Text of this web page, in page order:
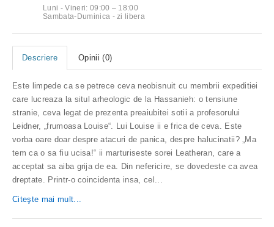
Luni - Vineri: 09:00 – 18:00
Sambata-Duminica - zi libera
Descriere Opinii (0)
Este limpede ca se petrece ceva neobisnuit cu membrii expeditiei
care lucreaza la situl arheologic de la Hassanieh: o tensiune
stranie, ceva legat de prezenta preaiubitei sotii a profesorului
Leidner, „frumoasa Louise“. Lui Louise ii e frica de ceva. Este
vorba oare doar despre atacuri de panica, despre halucinatii? „Ma
tem ca o sa fiu ucisa!“ ii marturiseste sorei Leatheran, care a
acceptat sa aiba grija de ea. Din nefericire, se dovedeste ca avea
dreptate. Printr-o coincidenta insa, cel...
Citeşte mai mult...